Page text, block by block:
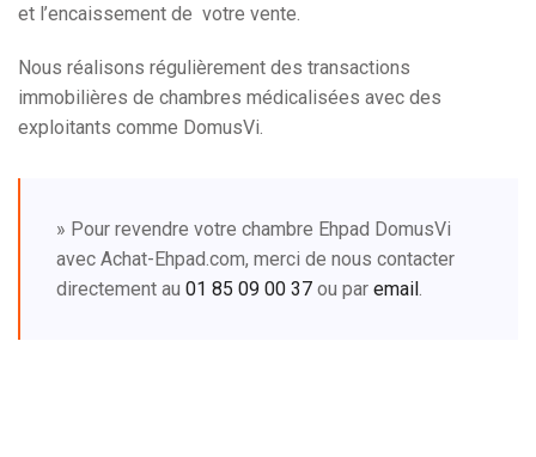
et l’encaissement de votre vente.
Nous réalisons régulièrement des transactions
immobilières de chambres médicalisées avec des
exploitants comme DomusVi.
» Pour revendre votre chambre Ehpad DomusVi
avec Achat-Ehpad.com, merci de nous contacter
directement au 01 85 09 00 37 ou par email